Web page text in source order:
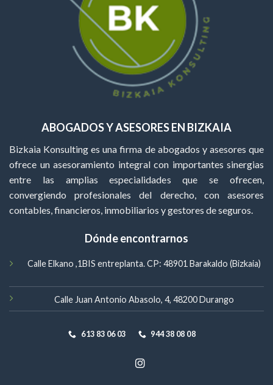
ABOGADOS Y ASESORES EN BIZKAIA
Bizkaia Konsulting es una firma de abogados y asesores que
ofrece un asesoramiento integral con importantes sinergias
entre las amplias especialidades que se ofrecen,
convergiendo profesionales del derecho, con asesores
contables, financieros, inmobiliarios y gestores de seguros.
Dónde encontrarnos
Calle Elkano ,1BIS entreplanta. CP: 48901 Barakaldo (Bizkaia)
Calle Juan Antonio Abasolo, 4, 48200 Durango
613 83 06 03 944 38 08 08